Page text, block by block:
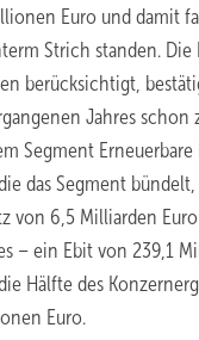
Euro und damit
Strich standen. Die
berücksichtigt,
Jahres
Segment
das Segment
von 6,5 Milliarden
– ein Ebit von 239,1
Hälfte des
Euro.